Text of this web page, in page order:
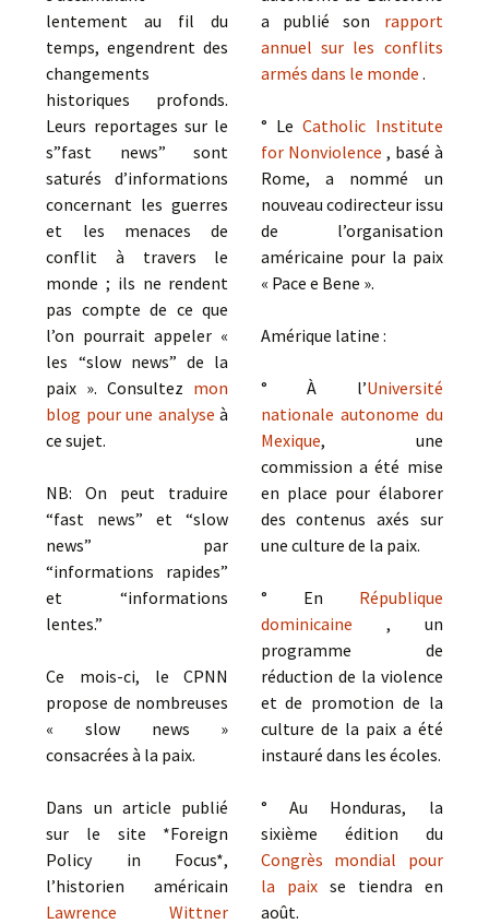
lentement au fil du
temps, engendrent des
changements
historiques profonds.
Leurs reportages sur le
s”fast news” sont
saturés d’informations
concernant les guerres
et les menaces de
conflit à travers le
monde ; ils ne rendent
pas compte de ce que
l’on pourrait appeler «
les “slow news” de la
paix ». Consultez mon
blog pour une analyseà
ce sujet.
NB: On peut traduire
“fast news” et “slow
news” par
“informations rapides”
et “informations
lentes.”
Ce mois-ci, le CPNN
propose de nombreuses
« slow news »
consacrées à la paix.
Dans un article publié
sur le site *Foreign
Policy in Focus*,
l’historien américain
Lawrence Wittner
a publié son rapport
annuel sur les conflits
armés dans le monde .
° LeCatholic Institute
for Nonviolence , basé à
Rome, a nommé un
nouveau codirecteur issu
de l’organisation
américaine pour la paix
« Pace e Bene ».
Amérique latine :
° À l’Université
nationale autonome du
Mexique, une
commission a été mise
en place pour élaborer
des contenus axés sur
une culture de la paix.
° En République
dominicaine , un
programme de
réduction de la violence
et de promotion de la
culture de la paix a été
instauré dans les écoles.
° Au Honduras, la
sixième édition du
Congrès mondial pour
la paix se tiendra en
août.